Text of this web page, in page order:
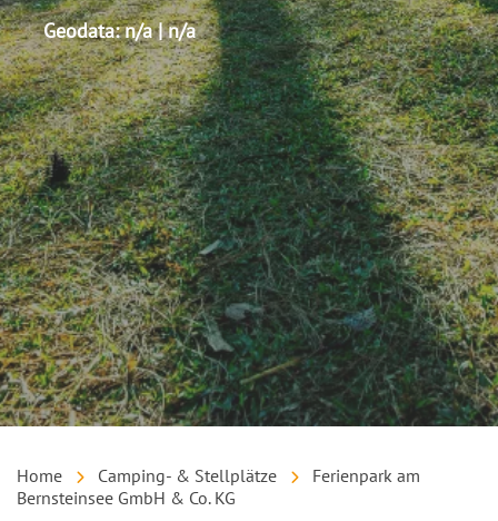
Geodata: n/a | n/a
Home Camping- & Stellplätze
Ferienpark am
Bernsteinsee GmbH & Co. KG